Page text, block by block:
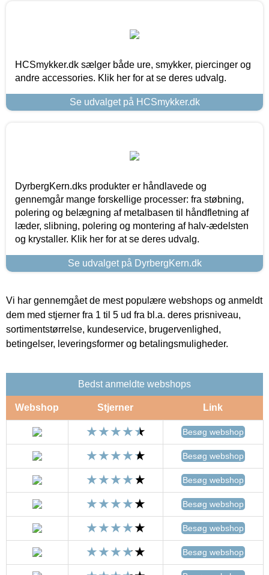
HCSmykker.dk sælger både ure, smykker, piercinger og
andre accessories. Klik her for at se deres udvalg.
Se udvalget på HCSmykker.dk
DyrbergKern.dks produkter er håndlavede og
gennemgår mange forskellige processer: fra støbning,
polering og belægning af metalbasen til håndfletning af
læder, slibning, polering og montering af halv-ædelsten
og krystaller. Klik her for at se deres udvalg.
Se udvalget på DyrbergKern.dk
Vi har gennemgået de mest populære webshops og anmeldt
dem med stjerner fra 1 til 5 ud fra bl.a. deres prisniveau,
sortimentstørrelse, kundeservice, brugervenlighed,
betingelser, leveringsformer og betalingsmuligheder.
Bedst anmeldte webshops
Webshop Stjerner Link
Besøg webshop
Besøg webshop
Besøg webshop
Besøg webshop
Besøg webshop
Besøg webshop